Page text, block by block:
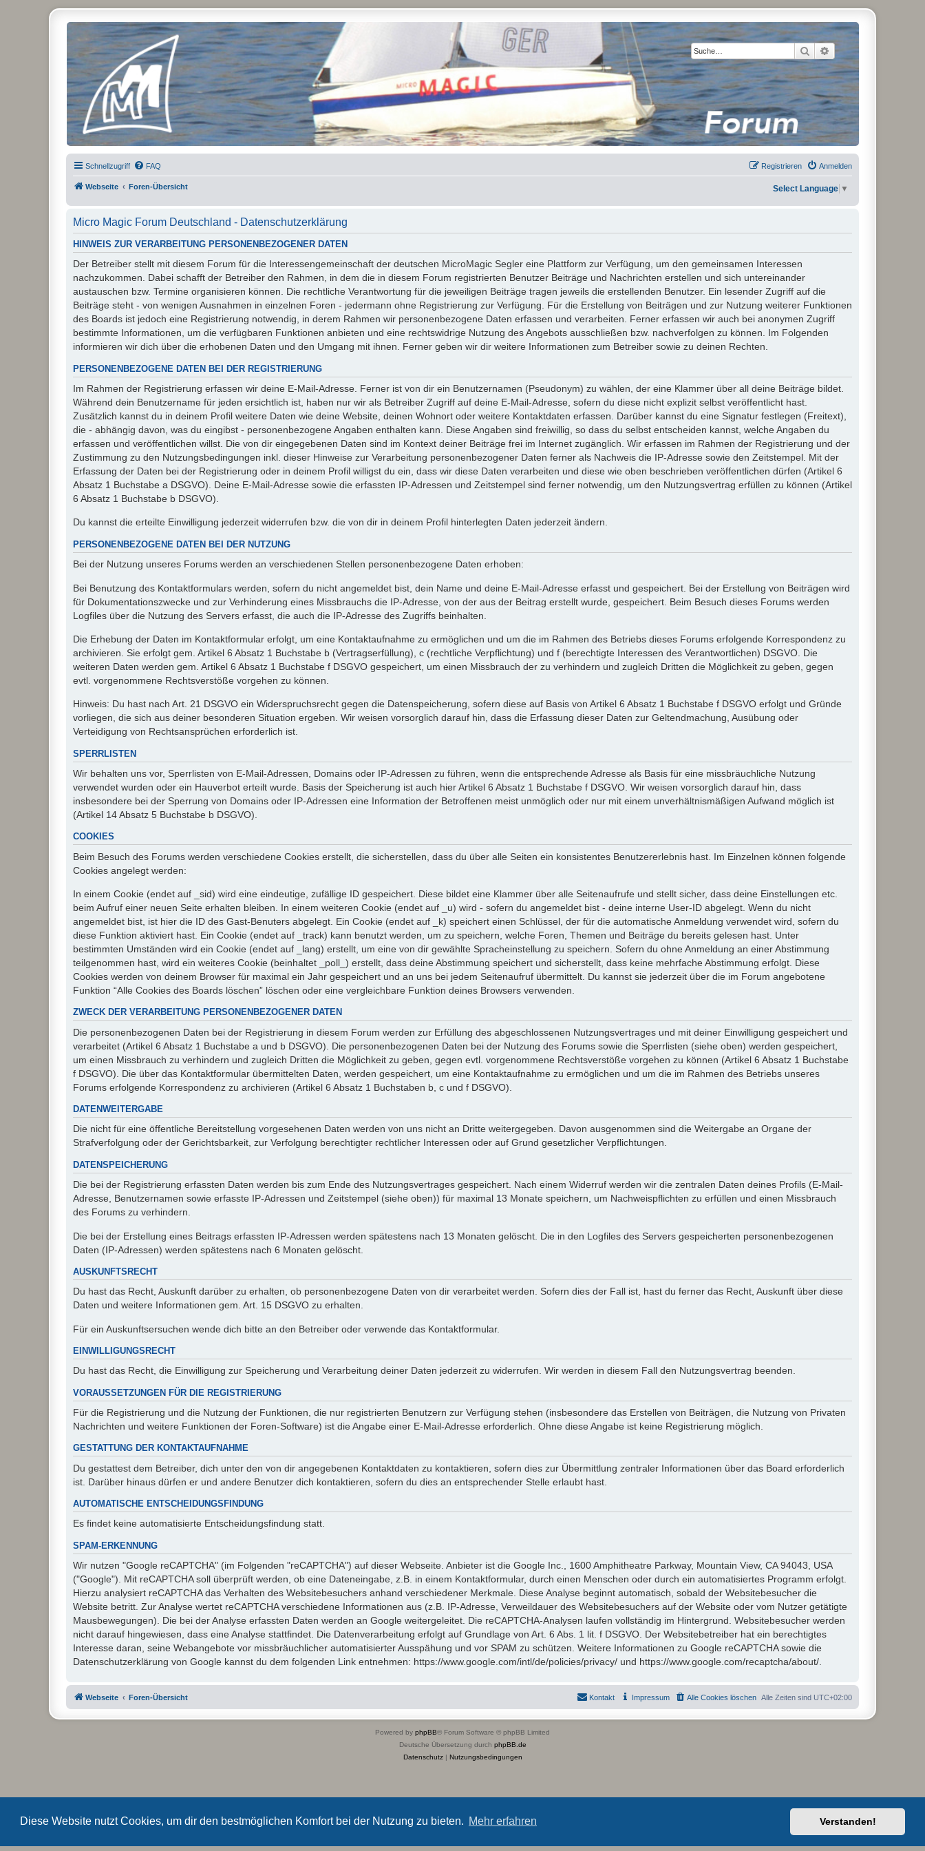
Diese Website nutzt Cookies, um dir den bestmöglichen Komfort bei der Nutzung zu bieten. Mehr erfahren Verstanden!
Suche Erweiterte Suche
Micro Magic Forum Deutschland
Schnellzugriff FAQ Anmelden
Registrieren
Webseite Foren-Übersicht Select Language ▼
Micro Magic Forum Deutschland - Datenschutzerklärung
HINWEIS ZUR VERARBEITUNG PERSONENBEZOGENER DATEN
Der Betreiber stellt mit diesem Forum für die Interessengemeinschaft der deutschen MicroMagic Segler eine Plattform zur Verfügung, um den gemeinsamen Interessen
nachzukommen. Dabei schafft der Betreiber den Rahmen, in dem die in diesem Forum registrierten Benutzer Beiträge und Nachrichten erstellen und sich untereinander
austauschen bzw. Termine organisieren können. Die rechtliche Verantwortung für die jeweiligen Beiträge tragen jeweils die erstellenden Benutzer. Ein lesender Zugriff auf die
Beiträge steht - von wenigen Ausnahmen in einzelnen Foren - jedermann ohne Registrierung zur Verfügung. Für die Erstellung von Beiträgen und zur Nutzung weiterer Funktionen
des Boards ist jedoch eine Registrierung notwendig, in derem Rahmen wir personenbezogene Daten erfassen und verarbeiten. Ferner erfassen wir auch bei anonymen Zugriff
bestimmte Informationen, um die verfügbaren Funktionen anbieten und eine rechtswidrige Nutzung des Angebots ausschließen bzw. nachverfolgen zu können. Im Folgenden
informieren wir dich über die erhobenen Daten und den Umgang mit ihnen. Ferner geben wir dir weitere Informationen zum Betreiber sowie zu deinen Rechten.
PERSONENBEZOGENE DATEN BEI DER REGISTRIERUNG
Im Rahmen der Registrierung erfassen wir deine E-Mail-Adresse. Ferner ist von dir ein Benutzernamen (Pseudonym) zu wählen, der eine Klammer über all deine Beiträge bildet.
Während dein Benutzername für jeden ersichtlich ist, haben nur wir als Betreiber Zugriff auf deine E-Mail-Adresse, sofern du diese nicht explizit selbst veröffentlicht hast.
Zusätzlich kannst du in deinem Profil weitere Daten wie deine Website, deinen Wohnort oder weitere Kontaktdaten erfassen. Darüber kannst du eine Signatur festlegen (Freitext),
die - abhängig davon, was du eingibst - personenbezogene Angaben enthalten kann. Diese Angaben sind freiwillig, so dass du selbst entscheiden kannst, welche Angaben du
erfassen und veröffentlichen willst. Die von dir eingegebenen Daten sind im Kontext deiner Beiträge frei im Internet zugänglich. Wir erfassen im Rahmen der Registrierung und der
Zustimmung zu den Nutzungsbedingungen inkl. dieser Hinweise zur Verarbeitung personenbezogener Daten ferner als Nachweis die IP-Adresse sowie den Zeitstempel. Mit der
Erfassung der Daten bei der Registrierung oder in deinem Profil willigst du ein, dass wir diese Daten verarbeiten und diese wie oben beschrieben veröffentlichen dürfen (Artikel 6
Absatz 1 Buchstabe a DSGVO). Deine E-Mail-Adresse sowie die erfassten IP-Adressen und Zeitstempel sind ferner notwendig, um den Nutzungsvertrag erfüllen zu können (Artikel
6 Absatz 1 Buchstabe b DSGVO).
Du kannst die erteilte Einwilligung jederzeit widerrufen bzw. die von dir in deinem Profil hinterlegten Daten jederzeit ändern.
PERSONENBEZOGENE DATEN BEI DER NUTZUNG
Bei der Nutzung unseres Forums werden an verschiedenen Stellen personenbezogene Daten erhoben:
Bei Benutzung des Kontaktformulars werden, sofern du nicht angemeldet bist, dein Name und deine E-Mail-Adresse erfasst und gespeichert. Bei der Erstellung von Beiträgen wird
für Dokumentationszwecke und zur Verhinderung eines Missbrauchs die IP-Adresse, von der aus der Beitrag erstellt wurde, gespeichert. Beim Besuch dieses Forums werden
Logfiles über die Nutzung des Servers erfasst, die auch die IP-Adresse des Zugriffs beinhalten.
Die Erhebung der Daten im Kontaktformular erfolgt, um eine Kontaktaufnahme zu ermöglichen und um die im Rahmen des Betriebs dieses Forums erfolgende Korrespondenz zu
archivieren. Sie erfolgt gem. Artikel 6 Absatz 1 Buchstabe b (Vertragserfüllung), c (rechtliche Verpflichtung) und f (berechtigte Interessen des Verantwortlichen) DSGVO. Die
weiteren Daten werden gem. Artikel 6 Absatz 1 Buchstabe f DSGVO gespeichert, um einen Missbrauch der zu verhindern und zugleich Dritten die Möglichkeit zu geben, gegen
evtl. vorgenommene Rechtsverstöße vorgehen zu können.
Hinweis: Du hast nach Art. 21 DSGVO ein Widerspruchsrecht gegen die Datenspeicherung, sofern diese auf Basis von Artikel 6 Absatz 1 Buchstabe f DSGVO erfolgt und Gründe
vorliegen, die sich aus deiner besonderen Situation ergeben. Wir weisen vorsorglich darauf hin, dass die Erfassung dieser Daten zur Geltendmachung, Ausübung oder
Verteidigung von Rechtsansprüchen erforderlich ist.
SPERRLISTEN
Wir behalten uns vor, Sperrlisten von E-Mail-Adressen, Domains oder IP-Adressen zu führen, wenn die entsprechende Adresse als Basis für eine missbräuchliche Nutzung
verwendet wurden oder ein Hauverbot erteilt wurde. Basis der Speicherung ist auch hier Artikel 6 Absatz 1 Buchstabe f DSGVO. Wir weisen vorsorglich darauf hin, dass
insbesondere bei der Sperrung von Domains oder IP-Adressen eine Information der Betroffenen meist unmöglich oder nur mit einem unverhältnismäßigen Aufwand möglich ist
(Artikel 14 Absatz 5 Buchstabe b DSGVO).
COOKIES
Beim Besuch des Forums werden verschiedene Cookies erstellt, die sicherstellen, dass du über alle Seiten ein konsistentes Benutzererlebnis hast. Im Einzelnen können folgende
Cookies angelegt werden:
In einem Cookie (endet auf _sid) wird eine eindeutige, zufällige ID gespeichert. Diese bildet eine Klammer über alle Seitenaufrufe und stellt sicher, dass deine Einstellungen etc.
beim Aufruf einer neuen Seite erhalten bleiben. In einem weiteren Cookie (endet auf _u) wird - sofern du angemeldet bist - deine interne User-ID abgelegt. Wenn du nicht
angemeldet bist, ist hier die ID des Gast-Benuters abgelegt. Ein Cookie (endet auf _k) speichert einen Schlüssel, der für die automatische Anmeldung verwendet wird, sofern du
diese Funktion aktiviert hast. Ein Cookie (endet auf _track) kann benutzt werden, um zu speichern, welche Foren, Themen und Beiträge du bereits gelesen hast. Unter
bestimmten Umständen wird ein Cookie (endet auf _lang) erstellt, um eine von dir gewählte Spracheinstellung zu speichern. Sofern du ohne Anmeldung an einer Abstimmung
teilgenommen hast, wird ein weiteres Cookie (beinhaltet _poll_) erstellt, dass deine Abstimmung speichert und sicherstellt, dass keine mehrfache Abstimmung erfolgt. Diese
Cookies werden von deinem Browser für maximal ein Jahr gespeichert und an uns bei jedem Seitenaufruf übermittelt. Du kannst sie jederzeit über die im Forum angebotene
Funktion “Alle Cookies des Boards löschen” löschen oder eine vergleichbare Funktion deines Browsers verwenden.
ZWECK DER VERARBEITUNG PERSONENBEZOGENER DATEN
Die personenbezogenen Daten bei der Registrierung in diesem Forum werden zur Erfüllung des abgeschlossenen Nutzungsvertrages und mit deiner Einwilligung gespeichert und
verarbeitet (Artikel 6 Absatz 1 Buchstabe a und b DSGVO). Die personenbezogenen Daten bei der Nutzung des Forums sowie die Sperrlisten (siehe oben) werden gespeichert,
um einen Missbrauch zu verhindern und zugleich Dritten die Möglichkeit zu geben, gegen evtl. vorgenommene Rechtsverstöße vorgehen zu können (Artikel 6 Absatz 1 Buchstabe
f DSGVO). Die über das Kontaktformular übermittelten Daten, werden gespeichert, um eine Kontaktaufnahme zu ermöglichen und um die im Rahmen des Betriebs unseres
Forums erfolgende Korrespondenz zu archivieren (Artikel 6 Absatz 1 Buchstaben b, c und f DSGVO).
DATENWEITERGABE
Die nicht für eine öffentliche Bereitstellung vorgesehenen Daten werden von uns nicht an Dritte weitergegeben. Davon ausgenommen sind die Weitergabe an Organe der
Strafverfolgung oder der Gerichtsbarkeit, zur Verfolgung berechtigter rechtlicher Interessen oder auf Grund gesetzlicher Verpflichtungen.
DATENSPEICHERUNG
Die bei der Registrierung erfassten Daten werden bis zum Ende des Nutzungsvertrages gespeichert. Nach einem Widerruf werden wir die zentralen Daten deines Profils (E-Mail-
Adresse, Benutzernamen sowie erfasste IP-Adressen und Zeitstempel (siehe oben)) für maximal 13 Monate speichern, um Nachweispflichten zu erfüllen und einen Missbrauch
des Forums zu verhindern.
Die bei der Erstellung eines Beitrags erfassten IP-Adressen werden spätestens nach 13 Monaten gelöscht. Die in den Logfiles des Servers gespeicherten personenbezogenen
Daten (IP-Adressen) werden spätestens nach 6 Monaten gelöscht.
AUSKUNFTSRECHT
Du hast das Recht, Auskunft darüber zu erhalten, ob personenbezogene Daten von dir verarbeitet werden. Sofern dies der Fall ist, hast du ferner das Recht, Auskunft über diese
Daten und weitere Informationen gem. Art. 15 DSGVO zu erhalten.
Für ein Auskunftsersuchen wende dich bitte an den Betreiber oder verwende das Kontaktformular.
EINWILLIGUNGSRECHT
Du hast das Recht, die Einwilligung zur Speicherung und Verarbeitung deiner Daten jederzeit zu widerrufen. Wir werden in diesem Fall den Nutzungsvertrag beenden.
VORAUSSETZUNGEN FÜR DIE REGISTRIERUNG
Für die Registrierung und die Nutzung der Funktionen, die nur registrierten Benutzern zur Verfügung stehen (insbesondere das Erstellen von Beiträgen, die Nutzung von Privaten
Nachrichten und weitere Funktionen der Foren-Software) ist die Angabe einer E-Mail-Adresse erforderlich. Ohne diese Angabe ist keine Registrierung möglich.
GESTATTUNG DER KONTAKTAUFNAHME
Du gestattest dem Betreiber, dich unter den von dir angegebenen Kontaktdaten zu kontaktieren, sofern dies zur Übermittlung zentraler Informationen über das Board erforderlich
ist. Darüber hinaus dürfen er und andere Benutzer dich kontaktieren, sofern du dies an entsprechender Stelle erlaubt hast.
AUTOMATISCHE ENTSCHEIDUNGSFINDUNG
Es findet keine automatisierte Entscheidungsfindung statt.
SPAM-ERKENNUNG
Wir nutzen "Google reCAPTCHA" (im Folgenden "reCAPTCHA") auf dieser Webseite. Anbieter ist die Google Inc., 1600 Amphitheatre Parkway, Mountain View, CA 94043, USA
("Google"). Mit reCAPTCHA soll überprüft werden, ob eine Dateneingabe, z.B. in einem Kontaktformular, durch einen Menschen oder durch ein automatisiertes Programm erfolgt.
Hierzu analysiert reCAPTCHA das Verhalten des Websitebesuchers anhand verschiedener Merkmale. Diese Analyse beginnt automatisch, sobald der Websitebesucher die
Website betritt. Zur Analyse wertet reCAPTCHA verschiedene Informationen aus (z.B. IP-Adresse, Verweildauer des Websitebesuchers auf der Website oder vom Nutzer getätigte
Mausbewegungen). Die bei der Analyse erfassten Daten werden an Google weitergeleitet. Die reCAPTCHA-Analysen laufen vollständig im Hintergrund. Websitebesucher werden
nicht darauf hingewiesen, dass eine Analyse stattfindet. Die Datenverarbeitung erfolgt auf Grundlage von Art. 6 Abs. 1 lit. f DSGVO. Der Websitebetreiber hat ein berechtigtes
Interesse daran, seine Webangebote vor missbräuchlicher automatisierter Ausspähung und vor SPAM zu schützen. Weitere Informationen zu Google reCAPTCHA sowie die
Datenschutzerklärung von Google kannst du dem folgenden Link entnehmen: https://www.google.com/intl/de/policies/privacy/ und https://www.google.com/recaptcha/about/.
Webseite Foren-Übersicht Alle Zeiten sind UTC+02:00
Alle Cookies löschen
Impressum
Kontakt
Powered by phpBB® Forum Software © phpBB Limited
Deutsche Übersetzung durch phpBB.de
Datenschutz| Nutzungsbedingungen